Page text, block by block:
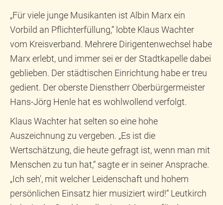
„Für viele junge Musikanten ist Albin Marx ein
Vorbild an Pflichterfüllung,“ lobte Klaus Wachter
vom Kreisverband. Mehrere Dirigentenwechsel habe
Marx erlebt, und immer sei er der Stadtkapelle dabei
geblieben. Der städtischen Einrichtung habe er treu
gedient. Der oberste Dienstherr Oberbürgermeister
Hans-Jörg Henle hat es wohlwollend verfolgt.
Klaus Wachter hat selten so eine hohe
Auszeichnung zu vergeben. „Es ist die
Wertschätzung, die heute gefragt ist, wenn man mit
Menschen zu tun hat,“ sagte er in seiner Ansprache.
„Ich seh', mit welcher Leidenschaft und hohem
persönlichen Einsatz hier musiziert wird!“ Leutkirch